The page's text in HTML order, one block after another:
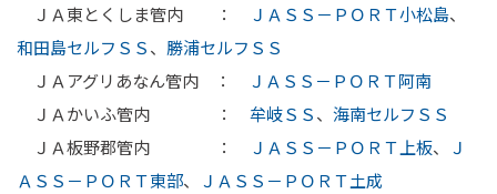
ＪＡ東とくしま管内 ：
ＪＡＳＳ－ＰＯＲＴ小松島、
和田島セルフＳＳ、 勝浦セルフＳＳ
ＪＡアグリあなん管内 ：
ＪＡＳＳ－ＰＯＲＴ阿南
ＪＡかいふ管内 ： 牟岐ＳＳ、 海南セルフＳＳ
ＪＡ板野郡管内 ：
ＪＡＳＳ－ＰＯＲＴ上板、
Ｊ
ＡＳＳ－ＰＯＲＴ東部、
ＪＡＳＳ－ＰＯＲＴ土成